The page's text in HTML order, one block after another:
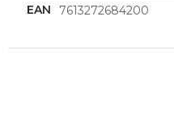
EAN
7613272684200